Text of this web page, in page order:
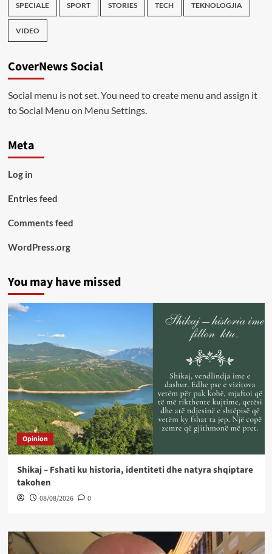
SPECIALE SPORT STORIES TECH TEKNOLOGJIA
VIDEO
CoverNews Social
Social menu is not set. You need to create menu and assign it
to Social Menu on Menu Settings.
Meta
Log in
Entries feed
Comments feed
WordPress.org
You may have missed
Opinion
Shikaj – Fshati ku historia, identiteti dhe natyra shqiptare
takohen
08/08/2026 0